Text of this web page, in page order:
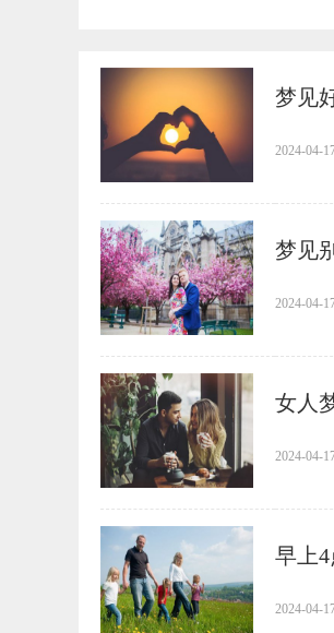
梦见
2024-04-
梦见
2024-04-
女人
2024-04-
早上
2024-04-